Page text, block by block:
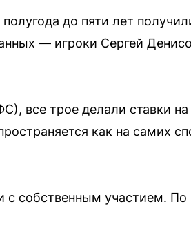
до пяти лет
— игроки Сергей
все трое делали ставки
как на самих
с собственным участием.